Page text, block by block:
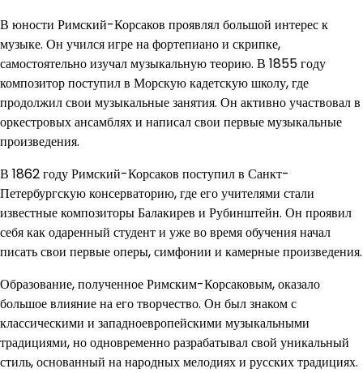
В юности Римский-Корсаков проявлял большой интерес к
музыке. Он учился игре на фортепиано и скрипке,
самостоятельно изучал музыкальную теорию. В 1855 году
композитор поступил в Морскую кадетскую школу, где
продолжил свои музыкальные занятия. Он активно участвовал в
оркестровых ансамблях и написал свои первые музыкальные
произведения.
В 1862 году Римский-Корсаков поступил в Санкт-
Петербургскую консерваторию, где его учителями стали
известные композиторы Балакирев и Рубинштейн. Он проявил
себя как одаренный студент и уже во время обучения начал
писать свои первые оперы, симфонии и камерные произведения.
Образование, полученное Римским-Корсаковым, оказало
большое влияние на его творчество. Он был знаком с
классическими и западноевропейскими музыкальными
традициями, но одновременно разрабатывал свой уникальный
стиль, основанный на народных мелодиях и русских традициях.